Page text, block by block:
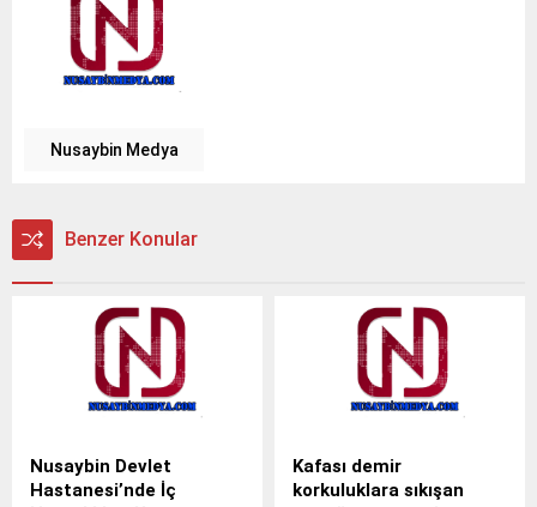
Nusaybin Medya
Benzer Konular
Nusaybin Devlet
Hastanesi’nde İç
Kafası demir
korkuluklara sıkışan